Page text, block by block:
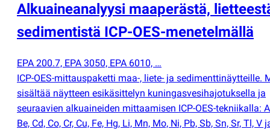
Alkuaineanalyysi maaperästä,
sedimentistä ICP-OES-menetelmällä
EPA 200.7, EPA 3050, EPA 6010, …
ICP-OES-mittauspaketti maa-, liete- ja sedimenttinäytteille.
sisältää näytteen esikäsittelyn kuningasvesihajotuksella ja
seuraavien alkuaineiden mittaamisen ICP-OES-tekniikalla:
Be, Cd, Co, Cr, Cu, Fe, Hg, Li, Mn, Mo, Ni, Pb, Sb, Sn, Sr, Tl, V